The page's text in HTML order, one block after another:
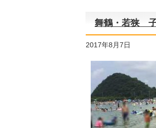
舞鶴・若狭 子
2017年8月7日